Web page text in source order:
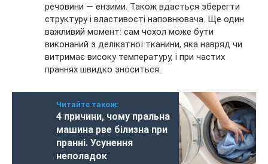
речовини — ензими. Також вдасться зберегти
структуру і властивості наповнювача. Ще один
важливий момент: сам чохол може бути
виконаний з делікатної тканини, яка навряд чи
витримає високу температуру, і при частих
праннях швидко зноситься.
Читайте також:
4 причини, чому пральна
машина рве білизна при
пранні. Усунення
неполадок